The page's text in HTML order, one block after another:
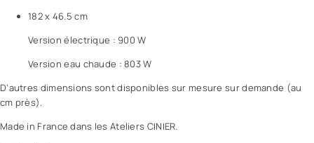
182 x 46.5 cm
Version électrique : 900 W
Version eau chaude : 803 W
D’autres dimensions sont disponibles sur mesure sur demande (au
cm près).
Made in France dans les Ateliers CINIER.